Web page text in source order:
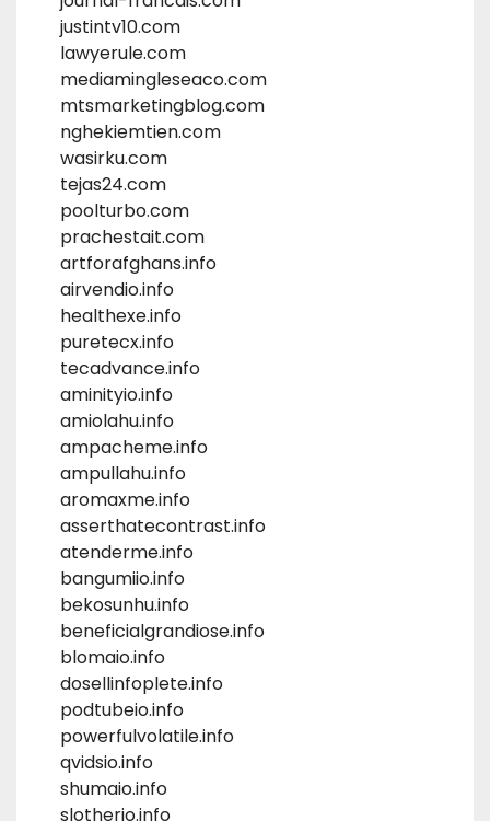
justintv10.com
lawyerule.com
mediamingleseaco.com
mtsmarketingblog.com
nghekiemtien.com
wasirku.com
tejas24.com
poolturbo.com
prachestait.com
artforafghans.info
airvendio.info
healthexe.info
puretecx.info
tecadvance.info
aminityio.info
amiolahu.info
ampacheme.info
ampullahu.info
aromaxme.info
asserthatecontrast.info
atenderme.info
bangumiio.info
bekosunhu.info
beneficialgrandiose.info
blomaio.info
dosellinfoplete.info
podtubeio.info
powerfulvolatile.info
qvidsio.info
shumaio.info
slotherio.info